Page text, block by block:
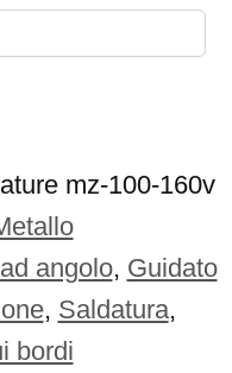
mz-100-160v
angolo, Guidato
, Saldatura,
bordi